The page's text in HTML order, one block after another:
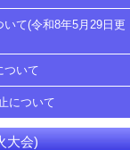
て(令和8年5月29日更
ついて
について
大会)